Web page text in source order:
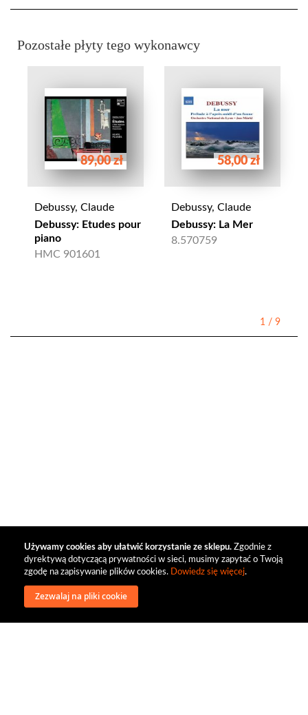
Używamy cookies aby ułatwić korzystanie ze sklepu. Zgodnie z
dyrektywą dotyczącą prywatności w sieci, musimy zapytać o Twoją
zgodę na zapisywanie plików cookies. Dowiedz się więcej.
Zezwalaj na pliki cookie
Pozostałe płyty tego wykonawcy
89,00 zł
Debussy, Claude
Debussy: Etudes pour
piano
HMC 901601
58,00 zł
Debussy, Claude
Debussy: La Mer
8.570759
1 / 9